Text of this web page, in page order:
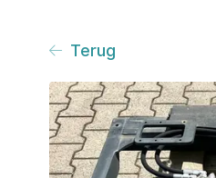
Terug